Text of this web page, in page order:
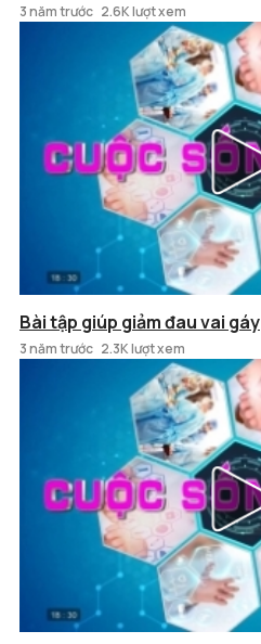
3 năm trước 2.6K lượt xem
Bài tập giúp giảm đau vai gáy
3 năm trước 2.3K lượt xem